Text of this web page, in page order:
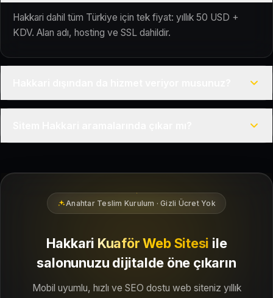
Hakkari dahil tüm Türkiye için tek fiyat: yıllık 50 USD +
KDV. Alan adı, hosting ve SSL dahildir.
Hakkari bölgesindeki yerel müşterilerin sizi bulmasına
Anahtar Teslim Kurulum · Gizli Ücret Yok
Hakkari Kuaför Web Sitesi ile
salonunuzu dijitalde öne çıkarın
Mobil uyumlu, hızlı ve SEO dostu web siteniz yıllık